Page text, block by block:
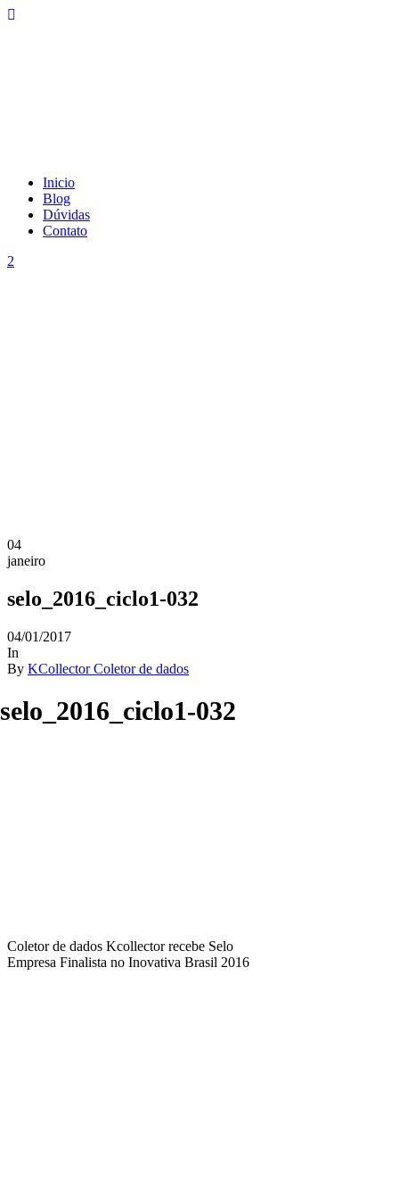
Inicio
Blog
Dúvidas
Contato
selo_2016_ciclo1-032
04
janeiro
selo_2016_ciclo1-032
04/01/2017
In
By KCollector Coletor de dados
Coletor de dados Kcollector recebe Selo
Empresa Finalista no Inovativa Brasil 2016